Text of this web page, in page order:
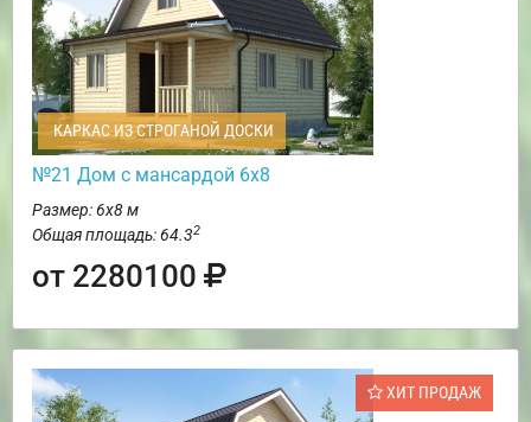
КАРКАС ИЗ СТРОГАНОЙ ДОСКИ
№21 Дом с мансардой 6х8
Размер: 6х8 м
Общая площадь: 64.32
от 2280100
ХИТ ПРОДАЖ